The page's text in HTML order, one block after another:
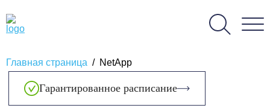
Главная страница / NetApp
Гарантированное расписание